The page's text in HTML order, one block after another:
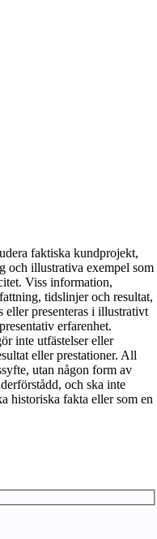
faktiska kundprojekt,
och illustrativa exempel som
Viss information,
tidslinjer och resultat,
eller presenteras i illustrativt
erfarenhet.
inte utfästelser eller
eller prestationer. All
utan någon form av
och ska inte
historiska fakta eller som en